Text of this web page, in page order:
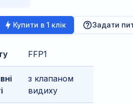
Купити в 1 клік Задати
FFP1
з клапаном
видиху